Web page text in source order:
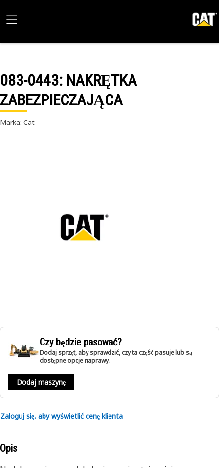
083-0443: NAKRĘTKA
ZABEZPIECZAJĄCA
Marka: Cat
Czy będzie pasować?
Dodaj sprzęt, aby sprawdzić, czy ta część pasuje lub są
dostępne opcje naprawy.
Dodaj maszynę
Zaloguj się, aby wyświetlić cenę klienta
Opis